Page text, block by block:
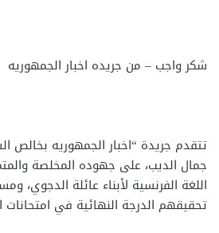
شكر واجب – من جريده اخبار الجمهوريه
تتقدم جريدة “اخبار الجمهوريه بخالص
جمال الديب، على جهوده المخلصة
اللغة الفرنسية لأبناء عائلة الدجوي،
تحقيقهم الدرجة النهائية في امتحانات